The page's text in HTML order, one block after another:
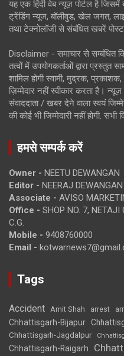
यह एक हिंदी वेब न्यूज़ पोर्टल है
ट्रेंडिंग न्यूज, बॉलीवुड, खेल जगत,
तथा टेक्नोलॉजी से संबंधित खबरें
Disclaimer - समाचार से सम्बंधित
तत्वों में उपयोगकर्ताओं द्वारा प्रस्तुत
शामिल होगी स्वामी, मुद्रक,
ज़िम्मेदार नहीं स्वीकार करता है।
संवाददाता / खबर देने वाला स्वयं
की कोई भी जिम्मेदारी नहीं होगी. सभी
हमसे सम्पर्क करें
Owner - NEETU DEWANGAN
Editor - NEERAJ DEWANGAN
Associate - AVISO
Office - SHOP NO. 7, NETAJI
C.G.
Mobile - 9408760000
Email -
Tags
Accident Amit Shah arrest
Chhattisgarh-Bijapur
Chhattisgarh-Jagdalpur
Chhattisgarh-Raigarh